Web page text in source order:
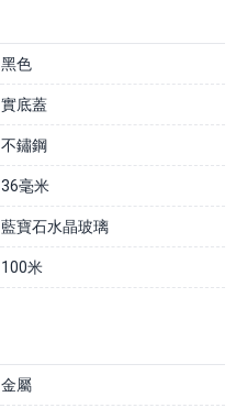
黑色
實底蓋
不鏽鋼
36毫米
藍寶石水晶玻璃
100米
金屬